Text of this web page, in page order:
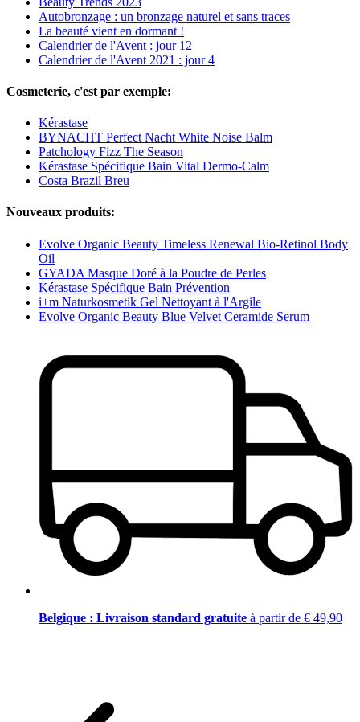
Autobronzage : un bronzage naturel et sans traces
La beauté vient en dormant !
Calendrier de l'Avent : jour 12
Calendrier de l'Avent 2021 : jour 4
Cosmeterie, c'est par exemple:
Kérastase
BYNACHT Perfect Nacht White Noise Balm
Patchology Fizz The Season
Kérastase Spécifique Bain Vital Dermo-Calm
Costa Brazil Breu
Nouveaux produits:
Evolve Organic Beauty Timeless Renewal Bio-Retinol Body
Oil
GYADA Masque Doré à la Poudre de Perles
Kérastase Spécifique Bain Prévention
i+m Naturkosmetik Gel Nettoyant à l'Argile
Evolve Organic Beauty Blue Velvet Ceramide Serum
Belgique : Livraison standard gratuite à partir de € 49,90